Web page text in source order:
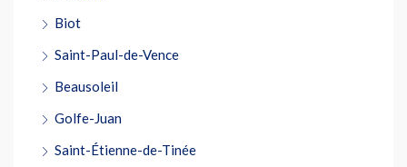
Biot
Saint-Paul-de-Vence
Beausoleil
Golfe-Juan
Saint-Étienne-de-Tinée